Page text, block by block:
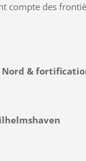
compte des
&